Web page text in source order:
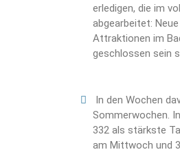
erledigen, die im
abgearbeitet:
Attraktionen im
geschlossen sein
In den Wochen
Sommerwochen.
332 als stärkste
am Mittwoch und